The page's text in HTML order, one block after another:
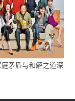
矛盾与和解之道深